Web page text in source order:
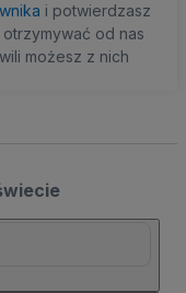
i potwierdzasz
od nas
możesz z nich